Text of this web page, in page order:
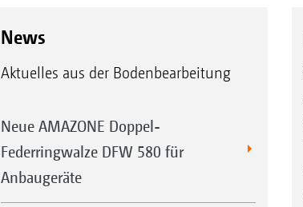
News
Aktuelles aus der Bodenbearbeitung
Neue AMAZONE Doppel-
Federringwalze DFW 580 für
Anbaugeräte